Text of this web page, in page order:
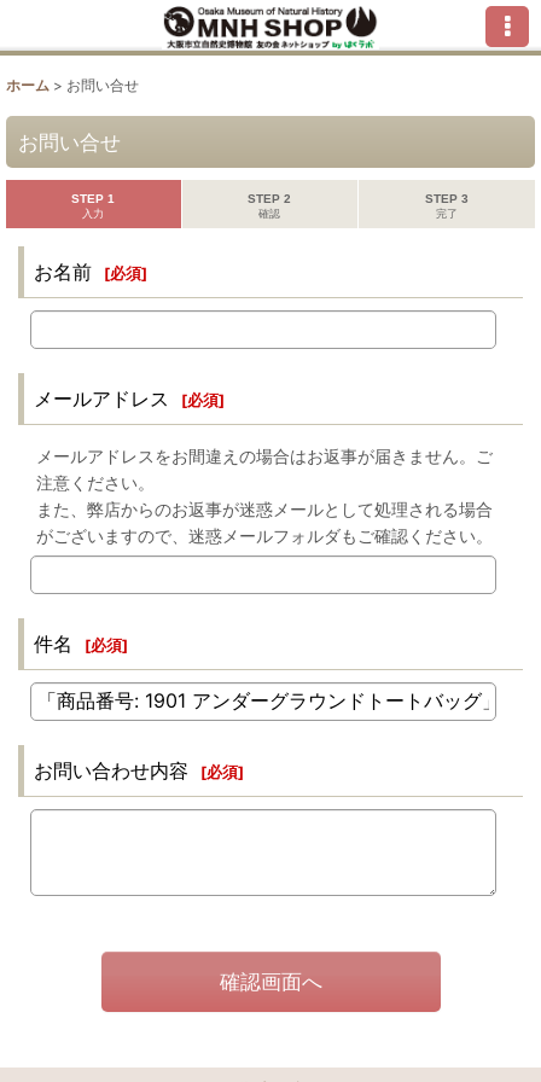
ホーム > お問い合せ
お問い合せ
STEP 1
入力
STEP 2
確認
STEP 3
完了
お名前 [必須]
メールアドレス [必須]
メールアドレスをお間違えの場合はお返事が届きません。ご
注意ください。
また、弊店からのお返事が迷惑メールとして処理される場合
がございますので、迷惑メールフォルダもご確認ください。
件名 [必須]
お問い合わせ内容 [必須]
確認画面へ